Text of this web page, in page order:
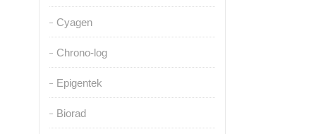
Cyagen
Chrono-log
Epigentek
Biorad